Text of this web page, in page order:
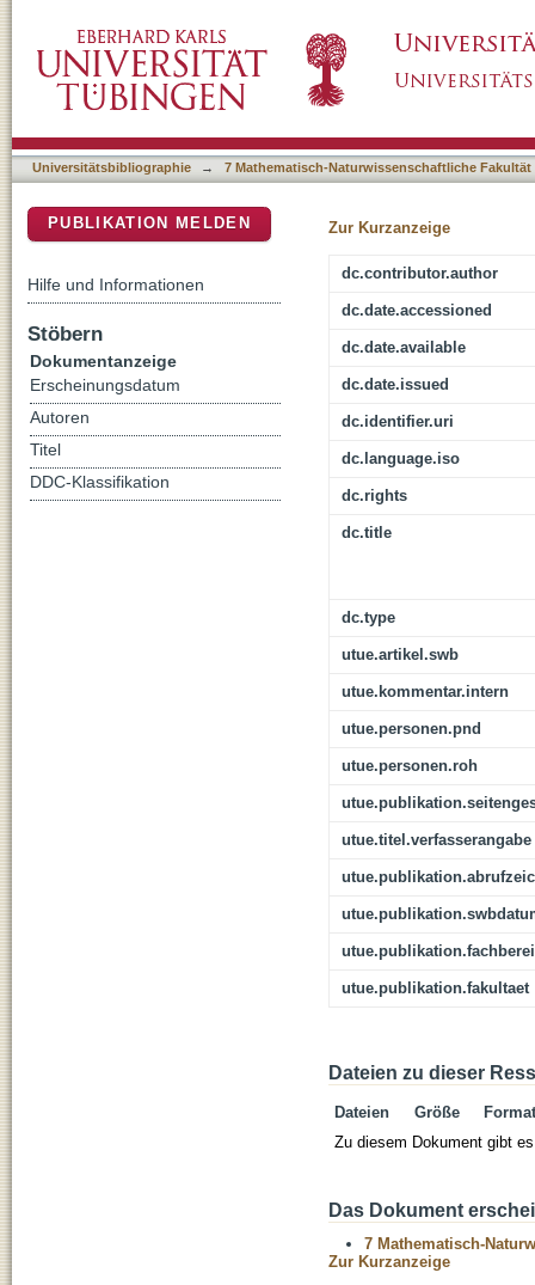
Papillomvirusproteine E2 und E6
Universitätsbibliographie → 7 Mathematisch-Naturwissenschaftliche Fakultät
Zur Kurzanzeige
dc.contributor.author
dc.date.accessioned
dc.date.available
dc.date.issued
dc.identifier.uri
dc.language.iso
dc.rights
dc.title
dc.type
utue.artikel.swb
utue.kommentar.intern
utue.personen.pnd
utue.personen.roh
utue.titel.verfasserangabe
utue.publikation.fakultaet
Dateien zu dieser
Dateien Größe
Format
Zu diesem Dokument gibt
Das Dokument
7 Mathematisch-
Zur Kurzanzeige
PUBLIKATION MELDEN
Hilfe und Informationen
Stöbern
Dokumentanzeige
Erscheinungsdatum
Autoren
Titel
DDC-Klassifikation